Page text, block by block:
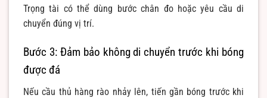
Trọng tài có thể dùng bước chân đo hoặc yêu cầu di
chuyển đúng vị trí.
Bước 3: Đảm bảo không di chuyển trước khi bóng
được đá
Nếu cầu thủ hàng rào nhảy lên, tiến gần bóng trước khi